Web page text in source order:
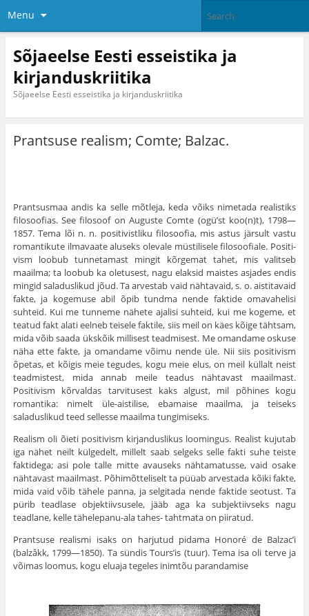
Menu
Sõjaeelse Eesti esseistika ja
kirjanduskriitika
Sõjaeelse Eesti esseistika ja kirjanduskriitika
Prantsuse realism; Comte; Balzac.
Prantsusmaa andis ka selle mõtleja, keda võiks nimetada realistiks
filosoofias. See filo­soof on Auguste Comte (ogü’st koo(n)t), 1798—
1857. Tema lõi n. n. positivistliku filo­soofia, mis astus järsult vastu
romantikute ilma­vaate aluseks olevale müstilisele filosoofiale. Positi­
vism loobub tunnetamast mingit kõrgemat tahet, mis valitseb
maailma; ta loobub ka oletusest, nagu elaksid maistes asjades endis
mingid saladuslikud jõud. Ta arvestab vaid nähtavaid, s. o. aistitavaid
fakte, ja kogemuse abil õpib tundma nende faktide omavahelisi
suhteid. Kui me tunneme nähete ajalisi suhteid, kui me kogeme, et
teatud fakt alati eelneb teisele faktile, siis meil on käes kõige tähtsam,
mida võib saada üks­kõik millisest teadmisest. Me omandame oskuse
näha ette fakte, ja omandame võimu nende üle. Nii siis positivism
õpetas, et kõigis meie tegudes, kogu meie elus, on meil küllalt neist
teadmistest, mida annab meile teadus nähtavast maailmast.
Positivism kõrvaldas tarvitusest kaks algust, mil põhines kogu
romantika: nimelt üle-aistilise, ebamaise maailma, ja teiseks
saladuslikud teed sellesse maailma tungimiseks.
Realism oli õieti positivism kirjanduslikus loomingus. Realist kujutab
iga nähet neilt külgedelt, millelt saab selgeks selle fakti suhe teiste
faktidega; asi pole talle mitte avauseks nähtamatusse, vaid osake
nähtavast maailmast. Põhi­mõtteliselt ta püüab arvestada kõiki fakte,
mida vaid võib tähele panna, ja selgitada nende faktide seotust. Ta
pürib teadlase objektiivsusele, jääb aga ka subjek­tiivseks nagu
teadlane, kelle tähelepanu-ala tahes- tahtmata on piiratud.
Prantsuse realismi isaks on harjutud pidama Honoré de Balzac’i
(balzâkk, 1799—1850). Ta sündis Tours’is (tuur). Tema isa oli terve ja
või­mas loomus, kogu eluaja tegeles inimtõu parandamise